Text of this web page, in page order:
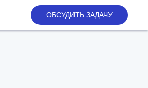
ОБСУДИТЬ ЗАДАЧУ